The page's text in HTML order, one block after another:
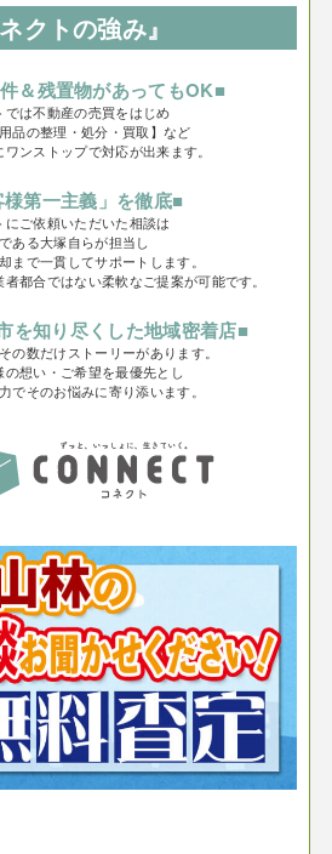
ネクトの強み』
＆残置物があってもOK■
では不動産の売買をはじめ
用品の整理・処分・買取】など
ンストップで対応が出来ます。
第一主義」を徹底■
にご依頼いただいた相談は
ある大塚自らが担当し
まで一貫してサポートします。
都合ではない柔軟なご提案が可能です。
を知り尽くした地域密着店■
の数だけストーリーがあります。
の想い・ご希望を最優先とし
でそのお悩みに寄り添います。